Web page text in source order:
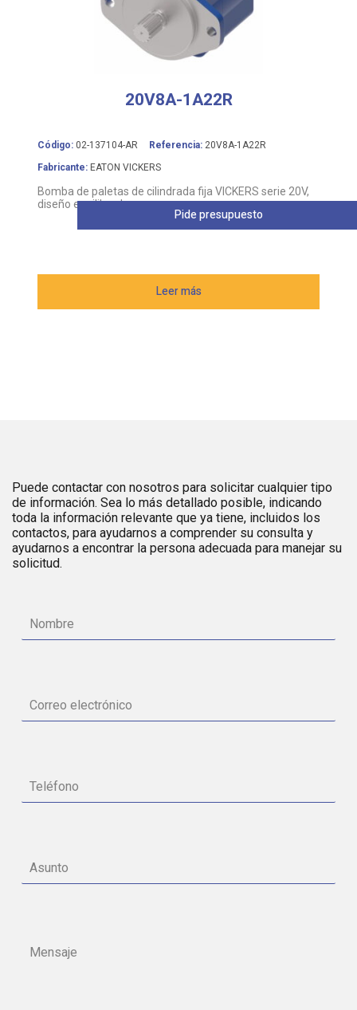
20V8A-1A22R
Código: 02-137104-AR Referencia: 20V8A-1A22R
Fabricante: EATON VICKERS
Bomba de paletas de cilindrada fija VICKERS serie 20V,
diseño equilibrado
Leer más
Pide presupuesto
Puede contactar con nosotros para solicitar cualquier tipo
de información. Sea lo más detallado posible, indicando
toda la información relevante que ya tiene, incluidos los
contactos, para ayudarnos a comprender su consulta y
ayudarnos a encontrar la persona adecuada para manejar su
solicitud.